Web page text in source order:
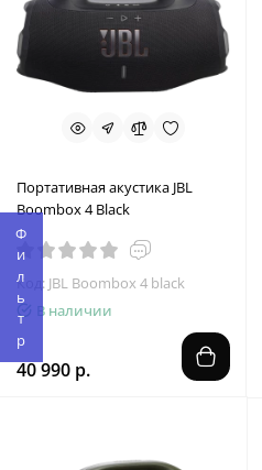
Фильтр
Портативная акустика JBL
Boombox 4 Black
Код: JBL Boombox 4 black
В наличии
40 990 р.